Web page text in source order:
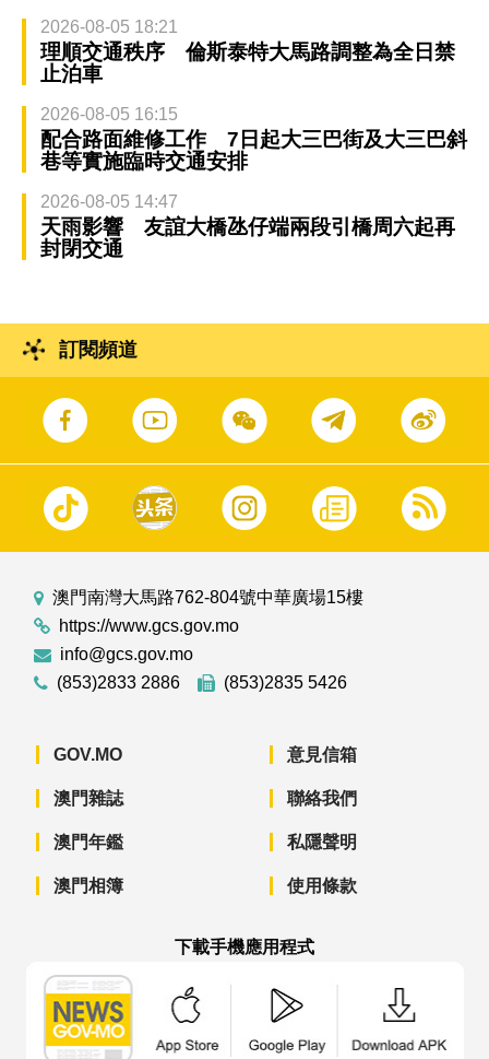
2026-08-05 18:21
理順交通秩序 倫斯泰特大馬路調整為全日禁
止泊車
2026-08-05 16:15
配合路面維修工作 7日起大三巴街及大三巴斜
巷等實施臨時交通安排
2026-08-05 14:47
天雨影響 友誼大橋氹仔端兩段引橋周六起再
封閉交通
訂閱頻道
澳門南灣大馬路762-804號中華廣場15樓
https://www.gcs.gov.mo
info@gcs.gov.mo
(853)2833 2886
(853)2835 5426
GOV.MO
澳門雜誌
澳門年鑑
澳門相簿
意見信箱
聯絡我們
私隱聲明
使用條款
下載手機應用程式